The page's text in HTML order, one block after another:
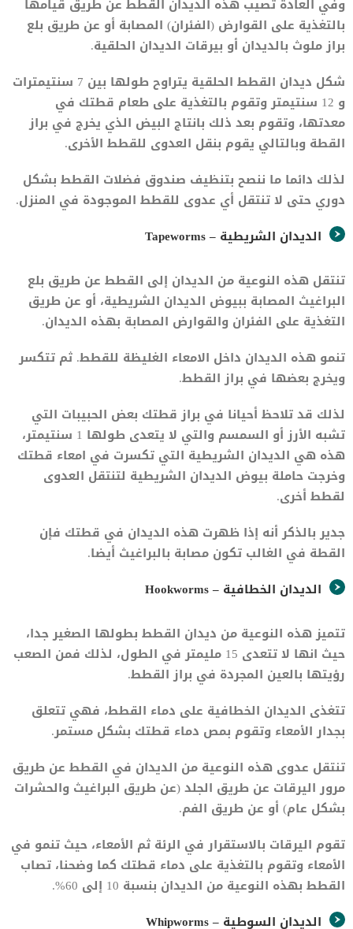
وفي العادة تصيب هذه الديدان القطط عن طريق قيامها
بالتغذية على القوارض (الفئران) المصابة أو عن طريق بلع
براز ملوث بالديدان أو بيرقات الديدان الحلقية.
شكل ديدان القطط الحلقية يتراوح طولها بين 7 سنتيمترات
و 12 سنتيمتر وتقوم بالتغذية على طعام قطتك في
معدتها، وتقوم بعد ذلك بانتاج البيض الذي يخرج في براز
القطة وبالتالي يقوم بنقل العدوى للقطط الأخرى.
لذلك دائما ما ننصح بتنظيف صندوق فضلات القطط بشكل
دوري حتى لا تنتقل أي عدوى للقطط الموجودة في المنزل.
الديدان الشريطية – Tapeworms
تنتقل هذه النوعية من الديدان إلى القطط عن طريق بلع
البراغيث المصابة ببيوض الديدان الشريطية، أو عن طريق
التغذية على الفئران والقوارض المصابة بهذه الديدان.
تنمو هذه الديدان داخل الامعاء الغليظة للقطط. ثم تتكسر
ويخرج بعضها في براز القطط.
لذلك قد تلاحظ أحيانا في براز قطتك بعض الحبيبات التي
تشبه الأرز أو السمسم والتي لا يتعدى طولها 1 سنتيمتر،
هذه هي الديدان الشريطية التي تكسرت في امعاء قطتك
وخرجت حاملة بيوض الديدان الشريطية لتنتقل العدوى
لقطط أخرى.
جدير بالذكر أنه إذا ظهرت هذه الديدان في قطتك فإن
القطة في الغالب تكون مصابة بالبراغيث أيضا.
الديدان الخطافية – Hookworms
تتميز هذه النوعية من ديدان القطط بطولها الصغير جدا،
حيث انها لا تتعدى 15 مليمتر في الطول، لذلك فمن الصعب
رؤيتها بالعين المجردة في براز القطط.
تتغذى الديدان الخطافية على دماء القطط، فهي تتعلق
بجدار الأمعاء وتقوم بمص دماء قطتك بشكل مستمر.
تنتقل عدوى هذه النوعية من الديدان في القطط عن طريق
مرور اليرقات عن طريق الجلد (عن طريق البراغيث والحشرات
بشكل عام) أو عن طريق الفم.
تقوم اليرقات بالاستقرار في الرئة ثم الأمعاء، حيث تنمو في
الأمعاء وتقوم بالتغذية على دماء قطتك كما وضحنا، تصاب
القطط بهذه النوعية من الديدان بنسبة 10 إلى 60%.
الديدان السوطية – Whipworms